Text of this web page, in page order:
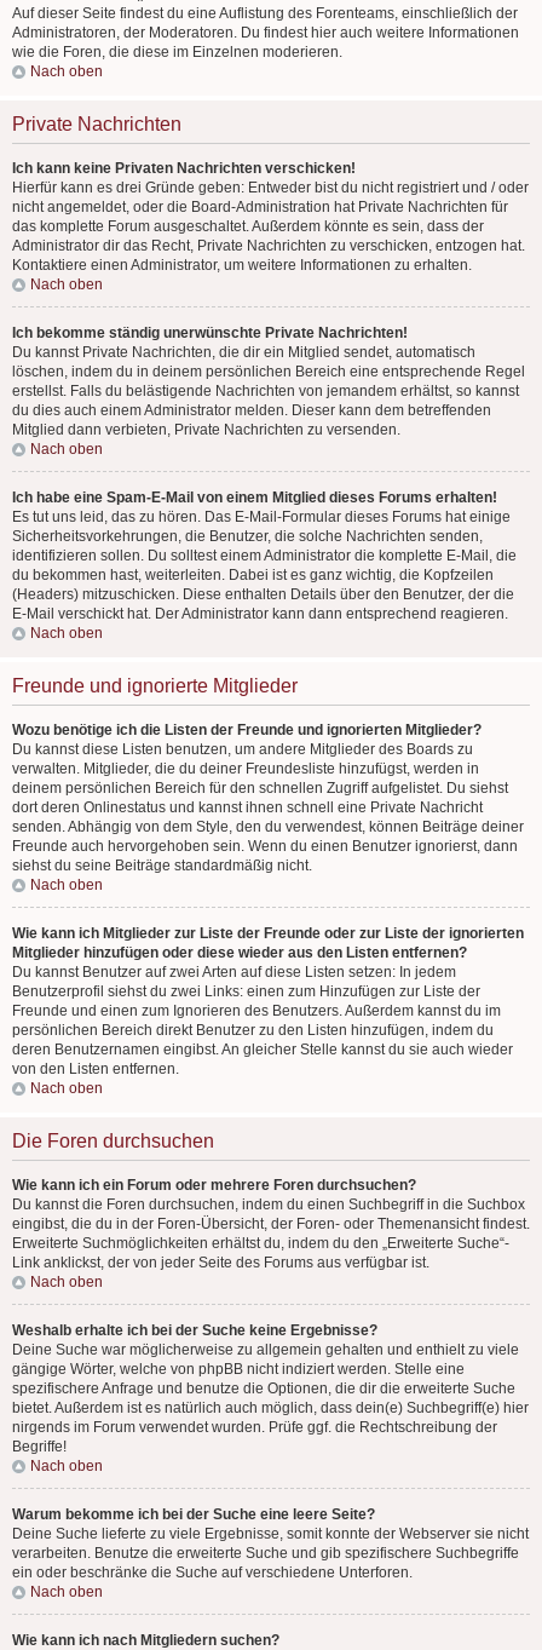
Auf dieser Seite findest du eine Auflistung des Forenteams, einschließlich der
Administratoren, der Moderatoren. Du findest hier auch weitere Informationen
wie die Foren, die diese im Einzelnen moderieren.
Nach oben
Private Nachrichten
Ich kann keine Privaten Nachrichten verschicken!
Hierfür kann es drei Gründe geben: Entweder bist du nicht registriert und / oder
nicht angemeldet, oder die Board-Administration hat Private Nachrichten für
das komplette Forum ausgeschaltet. Außerdem könnte es sein, dass der
Administrator dir das Recht, Private Nachrichten zu verschicken, entzogen hat.
Kontaktiere einen Administrator, um weitere Informationen zu erhalten.
Nach oben
Ich bekomme ständig unerwünschte Private Nachrichten!
Du kannst Private Nachrichten, die dir ein Mitglied sendet, automatisch
löschen, indem du in deinem persönlichen Bereich eine entsprechende Regel
erstellst. Falls du belästigende Nachrichten von jemandem erhältst, so kannst
du dies auch einem Administrator melden. Dieser kann dem betreffenden
Mitglied dann verbieten, Private Nachrichten zu versenden.
Nach oben
Ich habe eine Spam-E-Mail von einem Mitglied dieses Forums erhalten!
Es tut uns leid, das zu hören. Das E-Mail-Formular dieses Forums hat einige
Sicherheitsvorkehrungen, die Benutzer, die solche Nachrichten senden,
identifizieren sollen. Du solltest einem Administrator die komplette E-Mail, die
du bekommen hast, weiterleiten. Dabei ist es ganz wichtig, die Kopfzeilen
(Headers) mitzuschicken. Diese enthalten Details über den Benutzer, der die
E-Mail verschickt hat. Der Administrator kann dann entsprechend reagieren.
Nach oben
Freunde und ignorierte Mitglieder
Wozu benötige ich die Listen der Freunde und ignorierten Mitglieder?
Du kannst diese Listen benutzen, um andere Mitglieder des Boards zu
verwalten. Mitglieder, die du deiner Freundesliste hinzufügst, werden in
deinem persönlichen Bereich für den schnellen Zugriff aufgelistet. Du siehst
dort deren Onlinestatus und kannst ihnen schnell eine Private Nachricht
senden. Abhängig von dem Style, den du verwendest, können Beiträge deiner
Freunde auch hervorgehoben sein. Wenn du einen Benutzer ignorierst, dann
siehst du seine Beiträge standardmäßig nicht.
Nach oben
Wie kann ich Mitglieder zur Liste der Freunde oder zur Liste der ignorierten
Mitglieder hinzufügen oder diese wieder aus den Listen entfernen?
Du kannst Benutzer auf zwei Arten auf diese Listen setzen: In jedem
Benutzerprofil siehst du zwei Links: einen zum Hinzufügen zur Liste der
Freunde und einen zum Ignorieren des Benutzers. Außerdem kannst du im
persönlichen Bereich direkt Benutzer zu den Listen hinzufügen, indem du
deren Benutzernamen eingibst. An gleicher Stelle kannst du sie auch wieder
von den Listen entfernen.
Nach oben
Die Foren durchsuchen
Wie kann ich ein Forum oder mehrere Foren durchsuchen?
Du kannst die Foren durchsuchen, indem du einen Suchbegriff in die Suchbox
eingibst, die du in der Foren-Übersicht, der Foren- oder Themenansicht findest.
Erweiterte Suchmöglichkeiten erhältst du, indem du den „Erweiterte Suche“-
Link anklickst, der von jeder Seite des Forums aus verfügbar ist.
Nach oben
Weshalb erhalte ich bei der Suche keine Ergebnisse?
Deine Suche war möglicherweise zu allgemein gehalten und enthielt zu viele
gängige Wörter, welche von phpBB nicht indiziert werden. Stelle eine
spezifischere Anfrage und benutze die Optionen, die dir die erweiterte Suche
bietet. Außerdem ist es natürlich auch möglich, dass dein(e) Suchbegriff(e) hier
nirgends im Forum verwendet wurden. Prüfe ggf. die Rechtschreibung der
Begriffe!
Nach oben
Warum bekomme ich bei der Suche eine leere Seite?
Deine Suche lieferte zu viele Ergebnisse, somit konnte der Webserver sie nicht
verarbeiten. Benutze die erweiterte Suche und gib spezifischere Suchbegriffe
ein oder beschränke die Suche auf verschiedene Unterforen.
Nach oben
Wie kann ich nach Mitgliedern suchen?